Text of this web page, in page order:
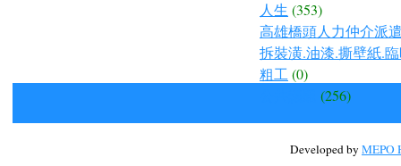
人生 (353)
高雄橋頭人力仲介派
拆裝潢.油漆.撕壁紙.
粗工(0)
(256)
Developed by MEPO